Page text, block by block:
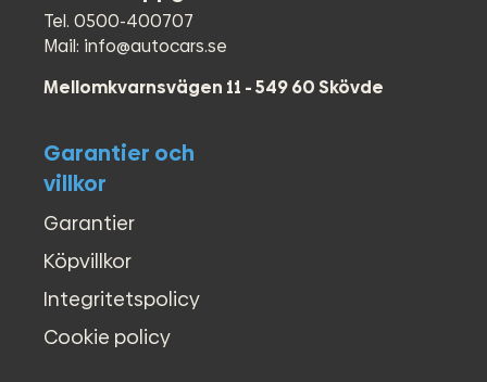
●Tonade bakljus
●Brandsläckare
●ABS-bromsar
●Airbag passagerare fram
●Avstängningsbar airbag
●Elfönsterhissar (fram)
●Extraljus
Farthållare (adaptiv)
●Färddator
●Kollisionsvarning
LED Varselljus
Tel. 0500-400707
Mail: info@autocars.se
Mellomkvarnsvägen 11 - 549 60 Skövde
Garantier och
villkor
Garantier
Köpvillkor
Integritetspolicy
Cookie policy